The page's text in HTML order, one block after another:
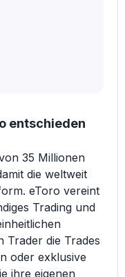
entschieden
35 Millionen
die weltweit
eToro vereint
Trading und
Trader die Trades
oder exklusive
ihre eigenen